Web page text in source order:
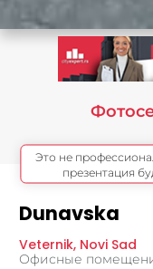
Это не
презентация
Dunavska
Veternik, Novi Sad
Офисные